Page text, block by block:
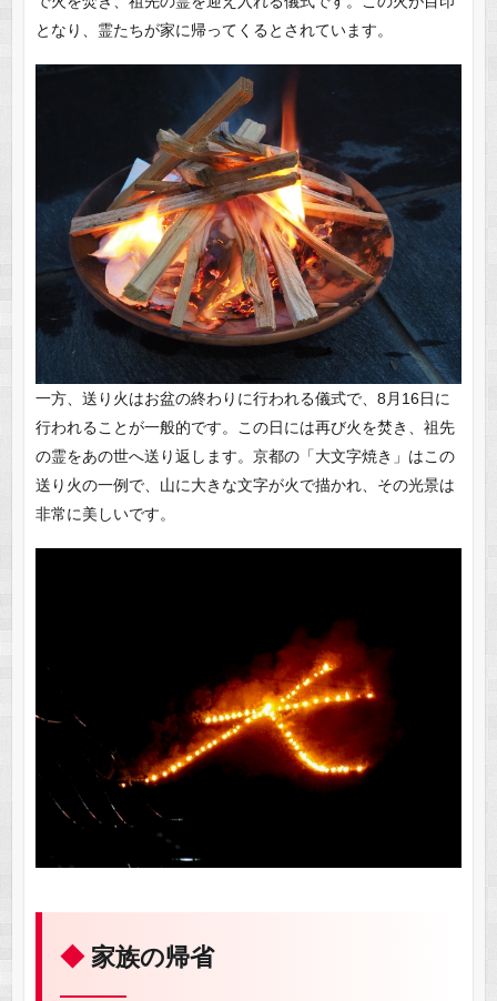
となり、霊たちが家に帰ってくるとされています。
一方、送り火はお盆の終わりに行われる儀式で、8月16日に
行われることが一般的です。この日には再び火を焚き、祖先
の霊をあの世へ送り返します。京都の「大文字焼き」はこの
送り火の一例で、山に大きな文字が火で描かれ、その光景は
非常に美しいです。
家族の帰省